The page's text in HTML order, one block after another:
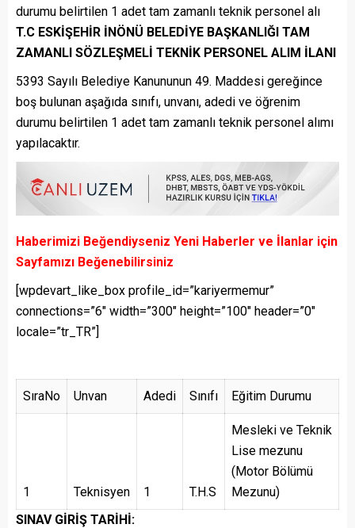
durumu belirtilen 1 adet tam zamanlı teknik personel alı
T.C ESKİŞEHİR İNÖNÜ BELEDİYE BAŞKANLIĞI TAM
ZAMANLI SÖZLEŞMELİ TEKNİK PERSONEL ALIM İLANI
5393 Sayılı Belediye Kanununun 49. Maddesi gereğince
boş bulunan aşağıda sınıfı, unvanı, adedi ve öğrenim
durumu belirtilen 1 adet tam zamanlı teknik personel alımı
yapılacaktır.
Haberimizi Beğendiyseniz Yeni Haberler ve İlanlar için
Sayfamızı Beğenebilirsiniz
[wpdevart_like_box profile_id=”kariyermemur”
connections=”6″ width=”300″ height=”100″ header=”0″
locale=”tr_TR”]
SıraNo Unvan Adedi Sınıfı Eğitim Durumu
1 Teknisyen 1 T.H.S
Mesleki ve Teknik
Lise mezunu
(Motor Bölümü
Mezunu)
SINAV GİRİŞ TARİHİ: